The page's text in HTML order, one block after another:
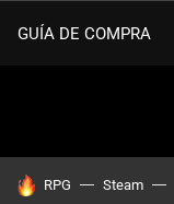
GUÍA DE COMPRA
HOY SE HABLA DE
RPG Steam